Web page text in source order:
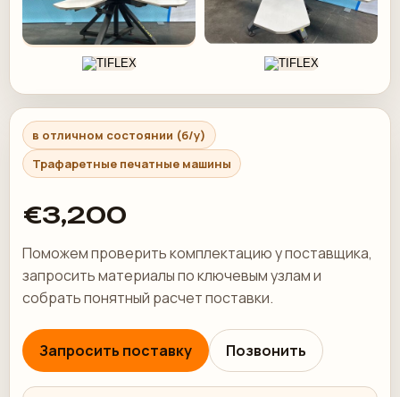
в отличном состоянии (б/у)
Трафаретные печатные машины
€3,200
Поможем проверить комплектацию у поставщика,
запросить материалы по ключевым узлам и
собрать понятный расчет поставки.
Запросить поставку Позвонить